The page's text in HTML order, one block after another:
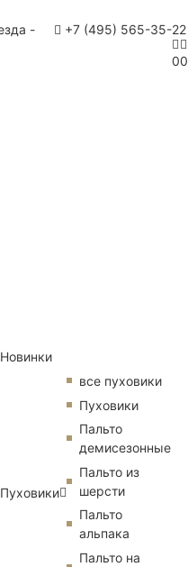
- +7 (495) 565-35-22
00
Новинки
Пуховики
все пуховики
Пуховики
Пальто
демисезонные
Пальто из
шерсти
Пальто
альпака
Пальто на